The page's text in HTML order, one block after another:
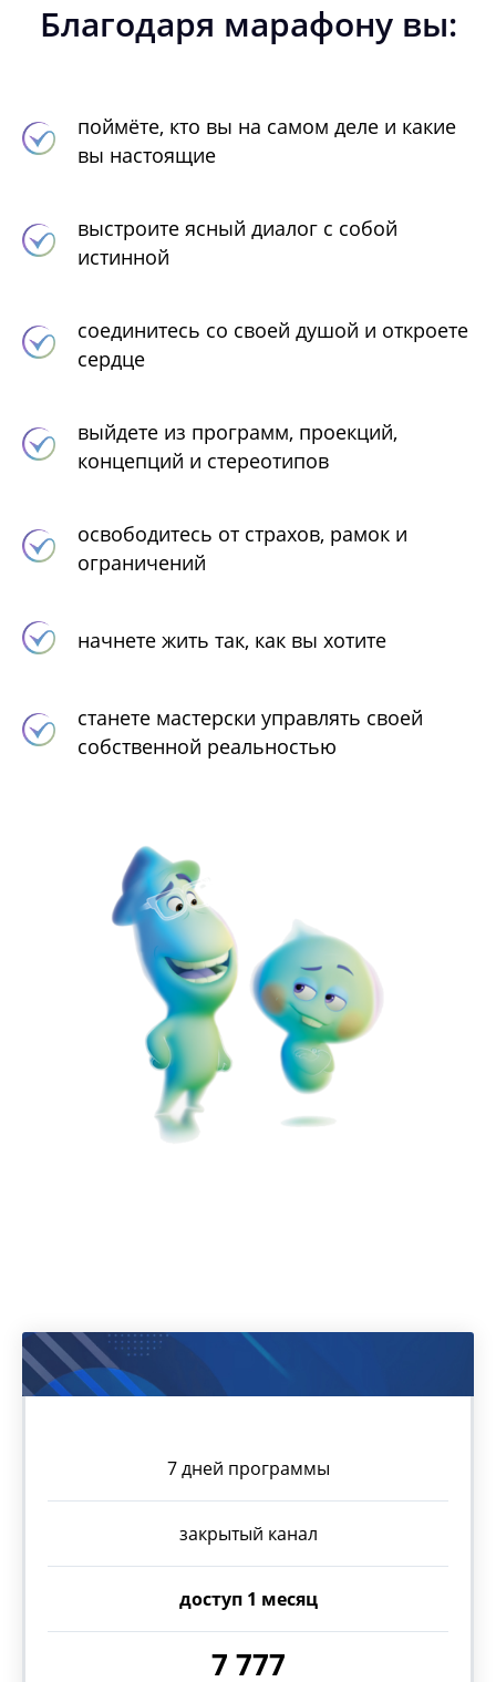
Благодаря марафону вы:
поймёте, кто вы на самом деле и какие
вы настоящие
выстроите ясный диалог с собой
истинной
соединитесь со своей душой и откроете
сердце
выйдете из программ, проекций,
концепций и стереотипов
освободитесь от страхов, рамок и
ограничений
начнете жить так, как вы хотите
станете мастерски управлять своей
собственной реальностью
7 дней программы
закрытый канал
доступ 1 месяц
7 777